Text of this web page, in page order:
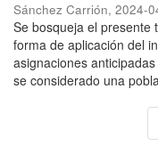
Sánchez Carrión, 2024-
Se bosqueja el presente
forma de aplicación del
asignaciones
se considerado una